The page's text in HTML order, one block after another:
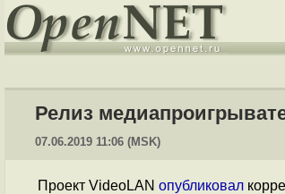
Релиз
07.06.2019 11:06 (MSK)
Проект VideoLAN опубликовал